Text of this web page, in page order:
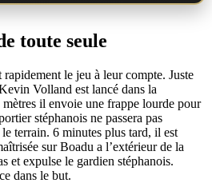
toute seule
le jeu à leur compte. Juste
Volland est lancé dans la
il envoie une frappe lourde pour
stéphanois ne passera pas
terrain. 6 minutes plus tard, il est
sur Boadu a l’extérieur de la
et expulse le gardien stéphanois.
dans le but.